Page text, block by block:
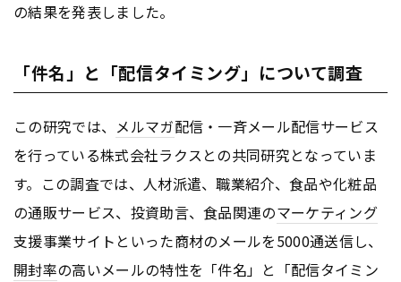
の結果を発表しました。
「件名」と「配信タイミング」について調査
この研究では、 メルマガ配信・一斉メール配信サービス
を行っている株式会社ラクスとの共同研究となっていま
す。この調査では、人材派遣、職業紹介、食品や化粧品
の通販サービス、投資助言、食品関連のマーケティング
支援事業サイトといった商材のメールを5000通送信し、
開封率の高いメールの特性を「件名」と「配信タイミン